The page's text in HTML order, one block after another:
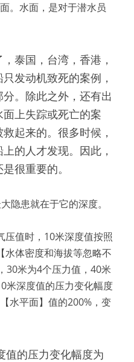
。水面，是对于潜水员
泰国，台湾，香港，
发动机致死的案例，
。除此之外，还有出
上失踪或死亡的案
起来的。很多时候，
的人才发现。因此，
很重要的。
患就在于它的深度。
值时，10米深度值按照
水体密度和海拔等忽略不
30米为4个压力值，40米
米深度值的压力变化幅度
水平面】值的200%，变
值的压力变化幅度为